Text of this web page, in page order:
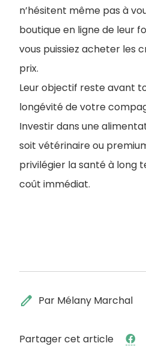
n’hésitent même pas à
boutique en ligne de leur
vous puissiez acheter les
prix.
Leur objectif reste avant
longévité de votre
Investir dans une
soit vétérinaire ou
privilégier la santé à long
coût immédiat.
edit Par Mélany Marchal
Partager cet article